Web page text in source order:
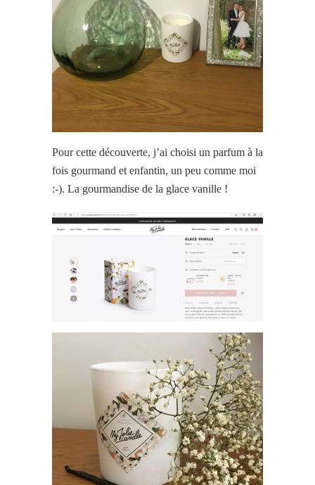
Pour cette découverte, j’ai choisi un parfum à la
fois gourmand et enfantin, un peu comme moi
:-). La gourmandise de la glace vanille !